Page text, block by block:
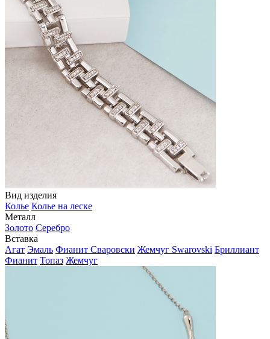
Вид изделия
Колье Колье на леске
Металл
Золото Серебро
Вставка
Агат Эмаль Фианит Сваровски Жемчуг Swarovski Бриллиант
Фианит Топаз Жемчуг